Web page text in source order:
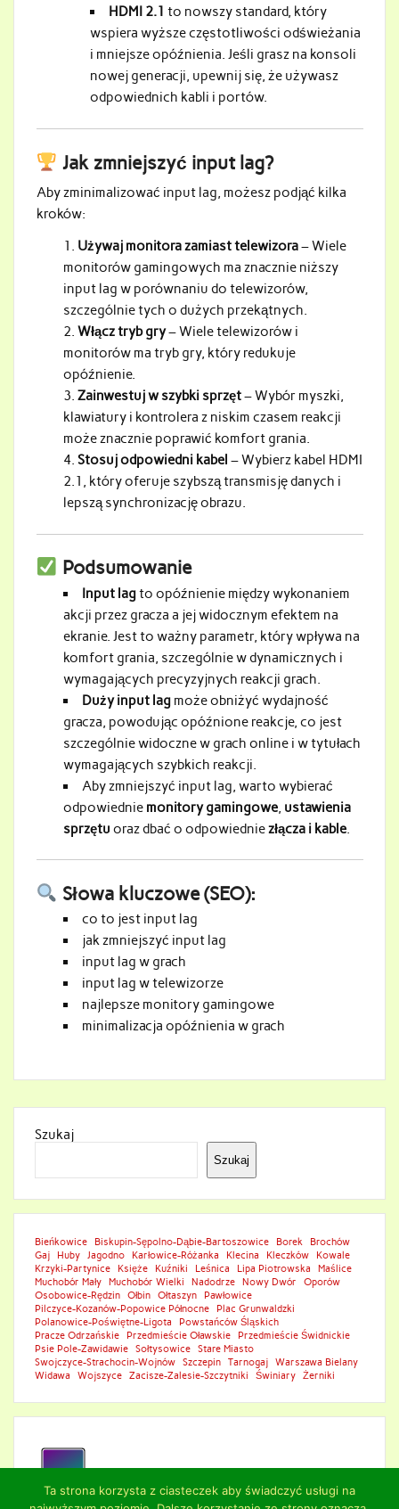
HDMI 2.1 to nowszy standard, który
wspiera wyższe częstotliwości odświeżania
i mniejsze opóźnienia. Jeśli grasz na konsoli
nowej generacji, upewnij się, że używasz
odpowiednich kabli i portów.
Jak zmniejszyć input lag?
Aby zminimalizować input lag, możesz podjąć kilka
kroków:
Używaj monitora zamiast telewizora– Wiele
monitorów gamingowych ma znacznie niższy
input lag w porównaniu do telewizorów,
szczególnie tych o dużych przekątnych.
Włącz tryb gry– Wiele telewizorów i
monitorów ma tryb gry, który redukuje
opóźnienie.
Zainwestuj w szybki sprzęt– Wybór myszki,
klawiatury i kontrolera z niskim czasem reakcji
może znacznie poprawić komfort grania.
Stosuj odpowiedni kabel – Wybierz kabel HDMI
2.1, który oferuje szybszą transmisję danych i
lepszą synchronizację obrazu.
Podsumowanie
Input lagto opóźnienie między wykonaniem
akcji przez gracza a jej widocznym efektem na
ekranie. Jest to ważny parametr, który wpływa na
komfort grania, szczególnie w dynamicznych i
wymagających precyzyjnych reakcji grach.
Duży input lag może obniżyć wydajność
gracza, powodując opóźnione reakcje, co jest
szczególnie widoczne w grach online i w tytułach
wymagających szybkich reakcji.
Aby zmniejszyć input lag, warto wybierać
odpowiednie monitory gamingowe, ustawienia
sprzętu oraz dbać o odpowiedniezłącza i kable.
Słowa kluczowe (SEO):
co to jest input lag
jak zmniejszyć input lag
input lag w grach
input lag w telewizorze
najlepsze monitory gamingowe
minimalizacja opóźnienia w grach
Szukaj
Szukaj
Bieńkowice Biskupin-Sępolno-Dąbie-Bartoszowice Borek
Brochów
Gaj
Huby Jagodno Karłowice-Różanka Klecina Kleczków
Kowale
Krzyki-Partynice
Księże Kuźniki Leśnica Lipa Piotrowska
Maślice
Muchobór Mały
Muchobór Wielki Nadodrze Nowy Dwór
Oporów
Osobowice-Rędzin
Ołbin Ołtaszyn
Pawłowice
Pilczyce-Kozanów-Popowice Północne
Plac Grunwaldzki
Polanowice-Poświętne-Ligota
Powstańców Śląskich
Pracze Odrzańskie
Przedmieście Oławskie
Przedmieście Świdnickie
Psie Pole-Zawidawie
Sołtysowice
Stare Miasto
Swojczyce-Strachocin-Wojnów
Szczepin Tarnogaj
Warszawa Bielany
Widawa
Wojszyce Zacisze-Zalesie-Szczytniki Świniary Żerniki
Ta strona korzysta z ciasteczek aby świadczyć usługi na